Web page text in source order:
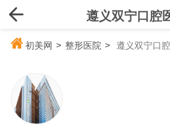
遵义双宁口腔
初美网 > 整形医院 > 遵义双宁口